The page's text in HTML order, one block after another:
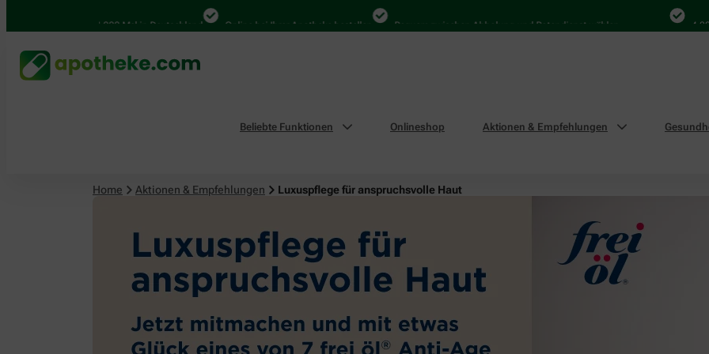
4.000 Mal in Deutschland Online bei Ihrer Apotheke bestellen Bequem zwischen Abholung und Botendienst wählen 4.000 Mal
Beliebte Funktionen Onlineshop Aktionen & Empfehlungen
Home Aktionen & Empfehlungen Luxuspflege für anspruchsvolle Haut